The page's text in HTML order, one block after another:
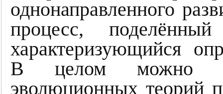
однонаправленного
процесс,
характеризующийся
В целом можно
эволюционных теорий